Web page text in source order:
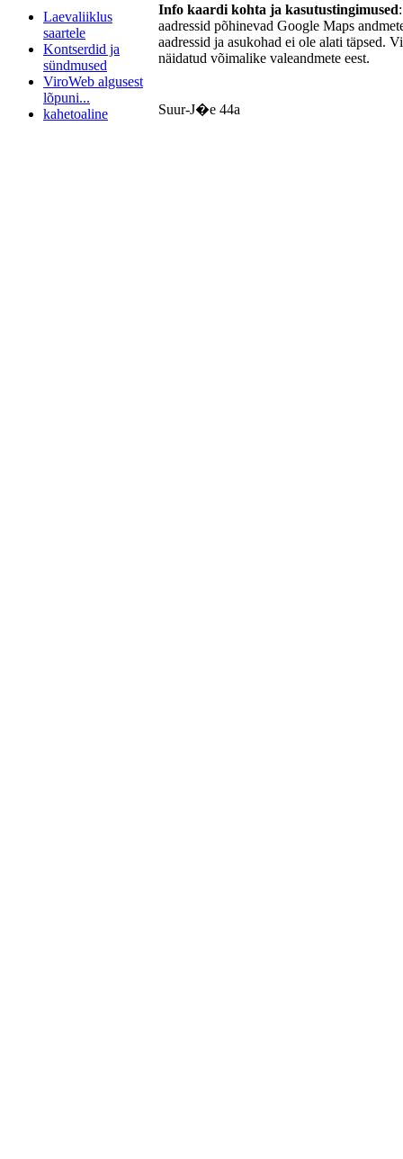
Laevaliiklus
saartele
Kontserdid ja
sündmused
ViroWeb algusest
lõpuni...
kahetoaline
Info kaardi kohta ja kasutustingimused
aadressid põhinevad Google Maps
aadressid ja asukohad ei ole alati täpsed.
näidatud võimalike valeandmete eest.
Suur-J�e 44a